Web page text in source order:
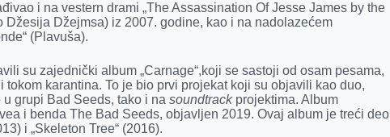
i na vestern drami „The Assassination Of Jesse James by the
Džesija Džejmsa) iz 2007. godine, kao i na nadolazećem
(Plavuša).
su zajednički album „Carnage“,koji se sastoji od osam pesama,
karantina. To je bio prvi projekat koji su objavili kao duo,
u grupi Bad Seeds, tako i nasoundtrackprojektima. Album
i benda The Bad Seeds, objavljen 2019. Ovaj album je treći deo
i „Skeleton Tree“ (2016).